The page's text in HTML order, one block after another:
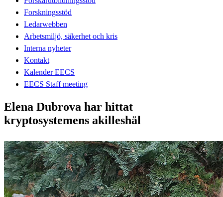
Forskningsstöd
Ledarwebben
Arbetsmiljö, säkerhet och kris
Interna nyheter
Kontakt
Kalender EECS
EECS Staff meeting
Elena Dubrova har hittat
kryptosystemens akilleshäl